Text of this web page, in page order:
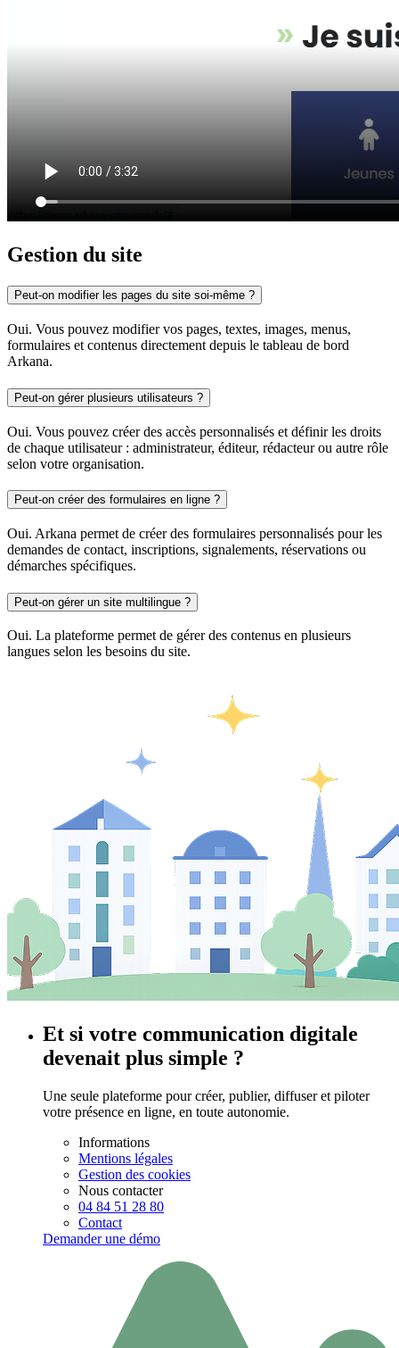
Gestion du site
Peut-on modifier les pages du site soi-même ?
Oui. Vous pouvez modifier vos pages, textes, images, menus,
formulaires et contenus directement depuis le tableau de bord
Arkana.
Peut-on gérer plusieurs utilisateurs ?
Oui. Vous pouvez créer des accès personnalisés et définir les droits
de chaque utilisateur : administrateur, éditeur, rédacteur ou autre rôle
selon votre organisation.
Peut-on créer des formulaires en ligne ?
Oui. Arkana permet de créer des formulaires personnalisés pour les
demandes de contact, inscriptions, signalements, réservations ou
démarches spécifiques.
Peut-on gérer un site multilingue ?
Oui. La plateforme permet de gérer des contenus en plusieurs
langues selon les besoins du site.
Et si votre communication digitale
devenait plus simple ?
Une seule plateforme pour créer, publier, diffuser et piloter
votre présence en ligne, en toute autonomie.
Informations
Mentions légales
Gestion des cookies
Nous contacter
04 84 51 28 80
Contact
Demander une démo